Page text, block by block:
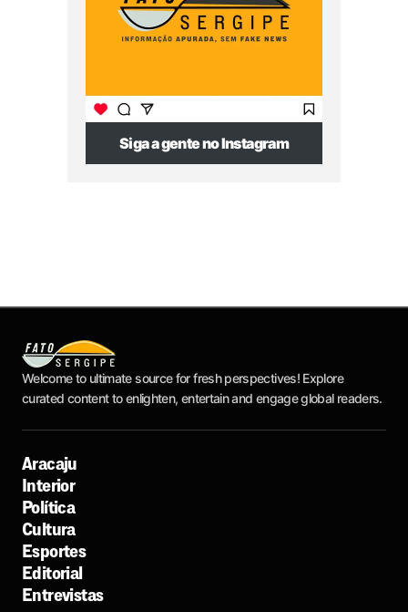
Siga a gente no Instagram
Welcome to ultimate source for fresh perspectives! Explore
curated content to enlighten, entertain and engage global readers.
Aracaju
Interior
Política
Cultura
Esportes
Editorial
Entrevistas